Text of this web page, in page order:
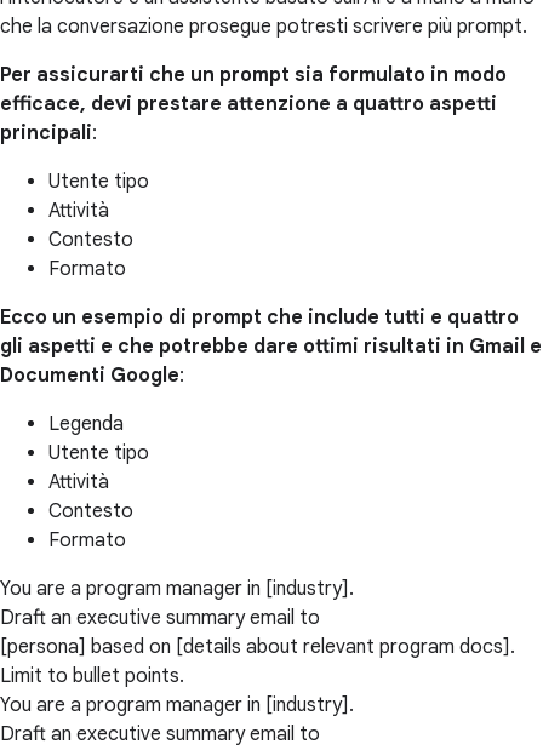
che la conversazione prosegue potresti scrivere più prompt.
Per assicurarti che un prompt sia formulato in modo
efficace, devi prestare attenzione a quattro aspetti
principali:
Utente tipo
Attività
Contesto
Formato
Ecco un esempio di prompt che include tutti e quattro
gli aspetti e che potrebbe dare ottimi risultati in Gmail e
Documenti Google:
Legenda
Utente tipo
Attività
Contesto
Formato
You are a program manager in [industry].
Draft an executive summary email to
[persona] based on [details about relevant program docs].
Limit to bullet points.
You are a program manager in [industry].
Draft an executive summary email to